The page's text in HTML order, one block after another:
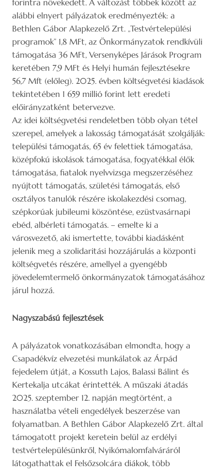
forintra növekedett. A változást többek között az
alábbi elnyert pályázatok eredményezték: a
Bethlen Gábor Alapkezelő Zrt. „Testvértelepülési
programok” 1,8 MFt, az Önkormányzatok rendkívüli
támogatása 36 MFt, Versenyképes Járások Program
keretében 7,9 MFt és Helyi humán fejlesztésekre
56,7 Mft (előleg). 2025. évben költségvetési kiadások
tekintetében 1 659 millió forint lett eredeti
előirányzatként betervezve.
Az idei költségvetési rendeletben több olyan tétel
szerepel, amelyek a lakosság támogatását szolgálják:
települési támogatás, 65 év felettiek támogatása,
középfokú iskolások támogatása, fogyatékkal élők
támogatása, fiatalok nyelvvizsga megszerzéséhez
nyújtott támogatás, születési támogatás, első
osztályos tanulók részére iskolakezdési csomag,
szépkorúak jubileumi köszöntése, ezüstvasárnapi
ebéd, albérleti támogatás. – emelte ki a
városvezető, aki ismertette, további kiadásként
jelenik meg a szolidaritási hozzájárulás a központi
költségvetés részére, amellyel a gyengébb
jövedelemtermelő önkormányzatok támogatásához
járul hozzá.
Nagyszabású fejlesztések
A pályázatok vonatkozásában elmondta, hogy a
Csapadékvíz elvezetési munkálatok az Árpád
fejedelem útját, a Kossuth Lajos, Balassi Bálint és
Kertekalja utcákat érintették. A műszaki átadás
2025. szeptember 12. napján megtörtént, a
használatba vételi engedélyek beszerzése van
folyamatban. A Bethlen Gábor Alapkezelő Zrt. által
támogatott projekt keretein belül az erdélyi
testvértelepülésünkről, Nyikómalomfalváráról
látogathattak el Felsőzsolcára diákok, több